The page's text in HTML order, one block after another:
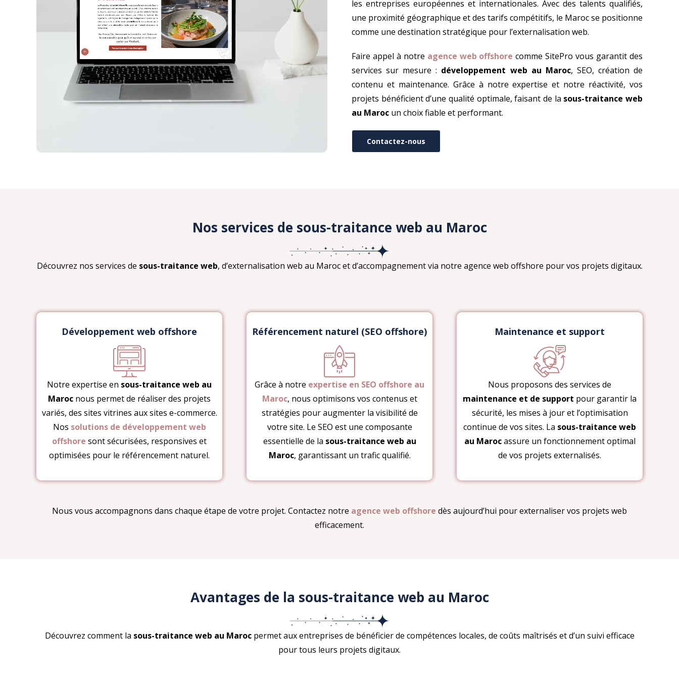
les entreprises européennes et internationales. Avec des talents qualifiés,
une proximité géographique et des tarifs compétitifs, le Maroc se positionne
comme une destination stratégique pour l’externalisation web.
Faire appel à notre agence web offshore comme SitePro vous garantit des
services sur mesure : développement web au Maroc, SEO, création de
contenu et maintenance. Grâce à notre expertise et notre réactivité, vos
projets bénéficient d’une qualité optimale, faisant de la sous-traitance web
au Marocun choix fiable et performant.
Contactez-nous
Nos services de sous-traitance web au Maroc
Découvrez nos services de sous-traitance web, d’externalisation web au Maroc et d’accompagnement via notre agence web offshore pour vos projets digitaux.
Développement web offshore
Notre expertise en sous-traitance web au
Maroc nous permet de réaliser des projets
variés, des sites vitrines aux sites e-commerce.
Nos solutions de développement web
offshore sont sécurisées, responsives et
optimisées pour le référencement naturel.
Référencement naturel (SEO offshore)
Grâce à notre expertise en SEO offshore au
Maroc, nous optimisons vos contenus et
stratégies pour augmenter la visibilité de
votre site. Le SEO est une composante
essentielle de la sous-traitance web au
Maroc, garantissant un trafic qualifié.
Maintenance et support
Nous proposons des services de
maintenance et de support pour garantir la
sécurité, les mises à jour et l’optimisation
continue de vos sites. La sous-traitance web
au Marocassure un fonctionnement optimal
de vos projets externalisés.
Nous vous accompagnons dans chaque étape de votre projet. Contactez notre agence web offshore dès aujourd’hui pour externaliser vos projets web
efficacement.
Avantages de la sous-traitance web au Maroc
Découvrez comment la sous-traitance web au Marocpermet aux entreprises de bénéficier de compétences locales, de coûts maîtrisés et d’un suivi efficace
pour tous leurs projets digitaux.